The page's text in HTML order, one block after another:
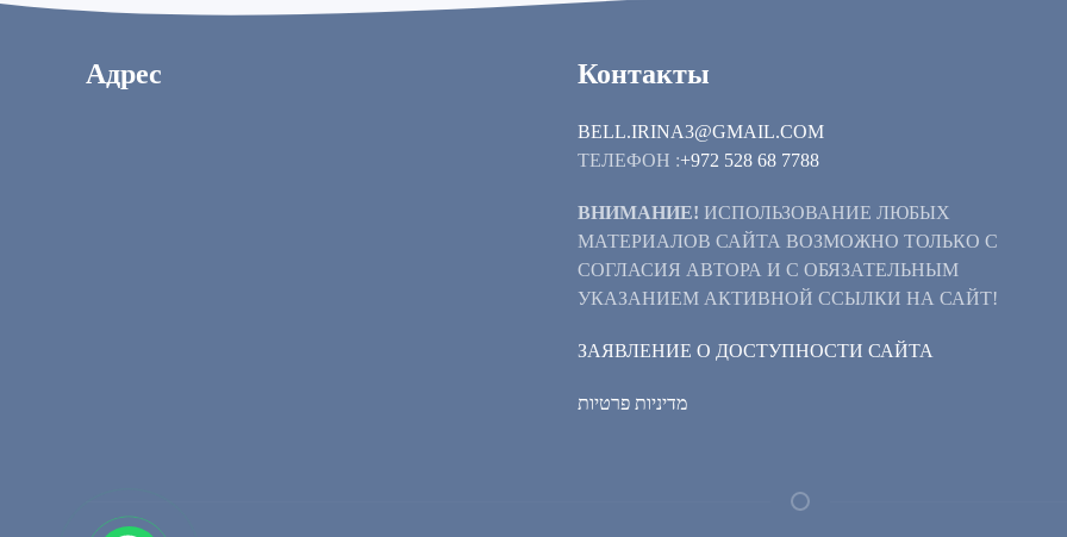
Адрес Контакты
BELL.IRINA3@GMAIL.COM
ТЕЛЕФОН :+972 528 68 7788
ВНИМАНИЕ! ИСПОЛЬЗОВАНИЕ ЛЮБЫХ
МАТЕРИАЛОВ САЙТА ВОЗМОЖНО ТОЛЬКО С
СОГЛАСИЯ АВТОРА И С ОБЯЗАТЕЛЬНЫМ
УКАЗАНИЕМ АКТИВНОЙ ССЫЛКИ НА САЙТ!
ЗАЯВЛЕНИЕ О ДОСТУПНОСТИ САЙТА
מדיניות פרטיות